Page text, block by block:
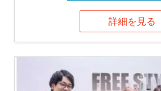
詳細を見る